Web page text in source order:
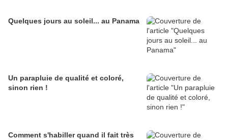
Quelques jours au soleil... au Panama
Un parapluie de qualité et coloré,
sinon rien !
Comment s'habiller quand il fait très